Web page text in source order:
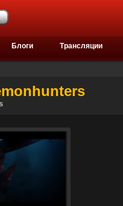
Блоги Трансляции